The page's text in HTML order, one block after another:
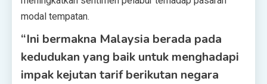
modal tempatan.
“Ini bermakna Malaysia berada pada
kedudukan yang baik untuk menghadapi
impak kejutan tarif berikutan negara